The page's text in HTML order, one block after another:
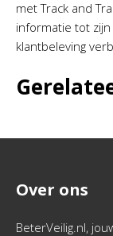
met Track and
informatie tot
klantbeleving
Over ons
BeterVeilig.nl,